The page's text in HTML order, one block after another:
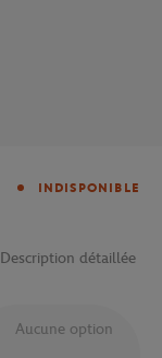
INDISPONIBLE
Description détaillée
Aucune option